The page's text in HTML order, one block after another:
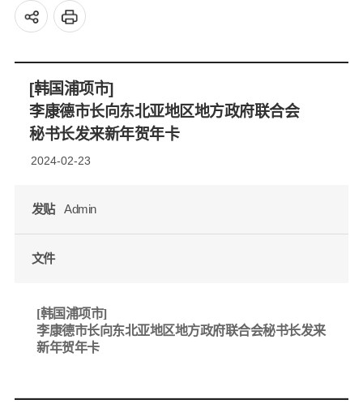
[韩国浦项市]
李康德市长向东北亚地区地方政府联合会
秘书长发来新年贺年卡
2024-02-23
发贴 Admin
文件
[韩国浦项市]
李康德市长向东北亚地区地方政府联合会秘书长发来
新年贺年卡